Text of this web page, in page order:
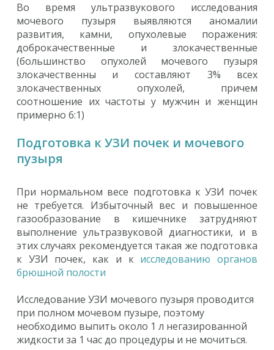
Во время ультразвукового исследования
мочевого пузыря выявляются аномалии
развития, камни, опухолевые поражения:
доброкачественные и злокачественные
(большинство опухолей мочевого пузыря
злокачественны и составляют 3% всех
злокачественных опухолей, причем
соотношение их частоты у мужчин и женщин
примерно 6:1)
Подготовка к УЗИ почек и мочевого
пузыря
При нормальном весе подготовка к УЗИ почек
не требуется. Избыточный вес и повышенное
газообразование в кишечнике затрудняют
выполнение ультразвуковой диагностики, и в
этих случаях рекомендуется такая же подготовка
к УЗИ почек, как и к исследованию органов
брюшной полости
Исследование УЗИ мочевого пузыря проводится
при полном мочевом пузыре, поэтому
необходимо выпить около 1 л негазированной
жидкости за 1 час до процедуры и не мочиться.